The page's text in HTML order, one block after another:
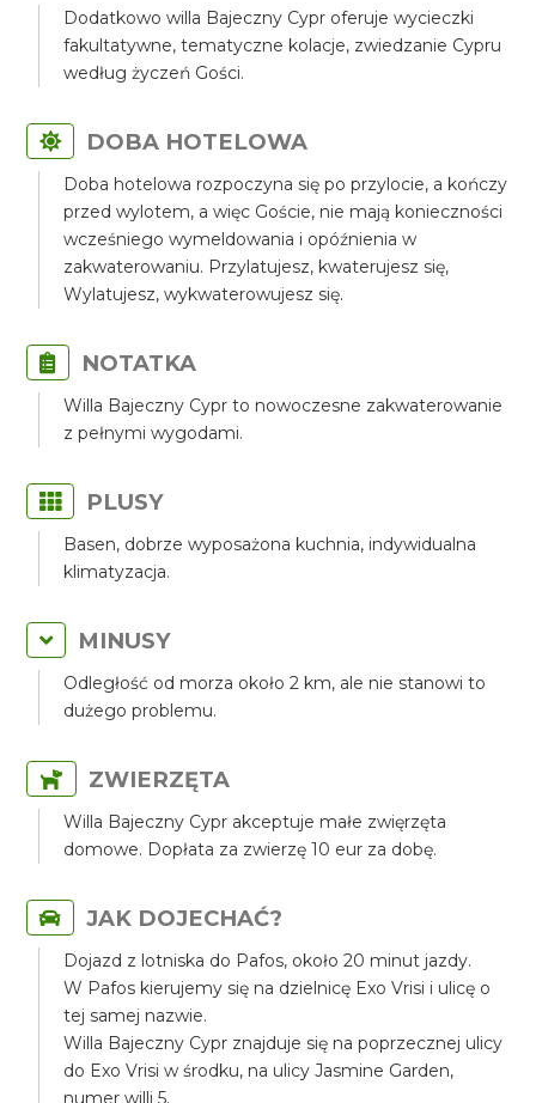
Dodatkowo willa Bajeczny Cypr oferuje wycieczki
fakultatywne, tematyczne kolacje, zwiedzanie Cypru
według życzeń Gości.
DOBA HOTELOWA
Doba hotelowa rozpoczyna się po przylocie, a kończy
przed wylotem, a więc Goście, nie mają konieczności
wcześniego wymeldowania i opóźnienia w
zakwaterowaniu. Przylatujesz, kwaterujesz się,
Wylatujesz, wykwaterowujesz się.
NOTATKA
Willa Bajeczny Cypr to nowoczesne zakwaterowanie
z pełnymi wygodami.
PLUSY
Basen, dobrze wyposażona kuchnia, indywidualna
klimatyzacja.
MINUSY
Odległość od morza około 2 km, ale nie stanowi to
dużego problemu.
ZWIERZĘTA
Willa Bajeczny Cypr akceptuje małe zwięrzęta
domowe. Dopłata za zwierzę 10 eur za dobę.
JAK DOJECHAĆ?
Dojazd z lotniska do Pafos, około 20 minut jazdy.
W Pafos kierujemy się na dzielnicę Exo Vrisi i ulicę o
tej samej nazwie.
Willa Bajeczny Cypr znajduje się na poprzecznej ulicy
do Exo Vrisi w środku, na ulicy Jasmine Garden,
numer willi 5.